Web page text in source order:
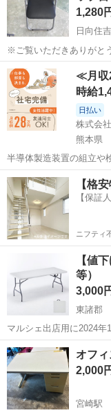
1,280
日向住
※ご覧いただきありがとうございます。 ※
得の上でご購入お願い致します 。 こちらの商品
す。 商品名：折りたたみチェア 状態： 中古品 ※現物ご確認のう
えでご判断ください...
宮崎 宮崎市 日
≪月収
時給
日払い
株式会
熊本県
半導体製造装置の組立や
中★ワンルーム寮完備！
車場あり！正社員登用あり！《
仕事 ◇半導体製造装置の
熊本 その他
【格
【保証
ニフティ
【値
等）
3,000
東諸郡
マルシェ出店用に2024
しましたが、ひとまわり
耐荷重120キロとのこと
確認ください。...
宮崎 東諸郡 オ
オフ
2,000
宮崎駅